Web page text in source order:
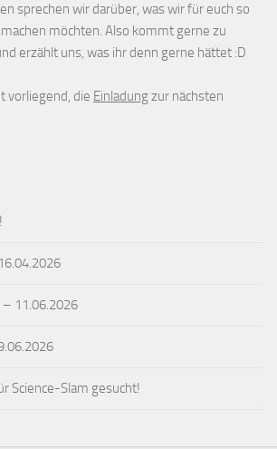
sprechen wir darüber, was wir für euch so
möchten. Also kommt gerne zu
erzählt uns, was ihr denn gerne hättet :D
vorliegend, die Einladungzur nächsten
11.06.2026
Science-Slam gesucht!